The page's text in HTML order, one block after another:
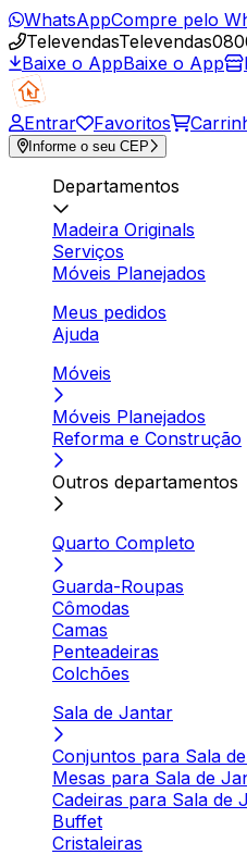
WhatsAppCompre pelo
TelevendasTelevendas
Baixe o AppBaixe o App
Entrar Favoritos
Informe o seu CEP
Departamentos
Madeira Originals
Serviços
Móveis Planejados
Meus pedidos
Ajuda
Móveis
Móveis Planejados
Reforma e Construção
Outros departamentos
Quarto Completo
Guarda-Roupas
Cômodas
Camas
Penteadeiras
Colchões
Sala de Jantar
Conjuntos para Sala
Mesas para Sala de
Cadeiras para Sala de
Buffet
Cristaleiras